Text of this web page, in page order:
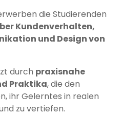
die Studierenden
Kundenverhalten,
und Design von
durch praxisnahe
Praktika, die den
ihr Gelerntes in realen
zu vertiefen.